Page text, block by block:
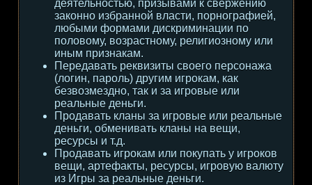
деятельностью, призывами к свержению
законно избранной власти, порнографией,
любыми формами дискриминации по
половому, возрастному, религиозному или
иным признакам.
Передавать реквизиты своего персонажа
(логин, пароль) другим игрокам, как
безвозмездно, так и за игровые или
реальные деньги.
Продавать кланы за игровые или реальные
деньги, обменивать кланы на вещи,
ресурсы и т.д.
Продавать игрокам или покупать у игроков
вещи, артефакты, ресурсы, игровую валюту
из Игры за реальные деньги.